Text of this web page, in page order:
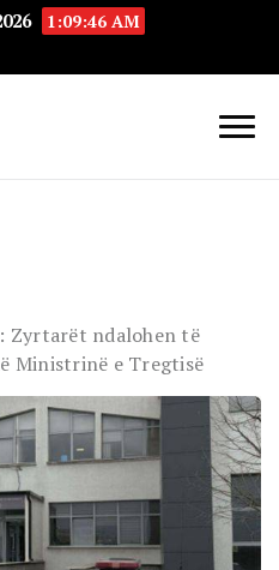
1:09:47 AM
Zyrtarët ndalohen të
Ministrinë e Tregtisë